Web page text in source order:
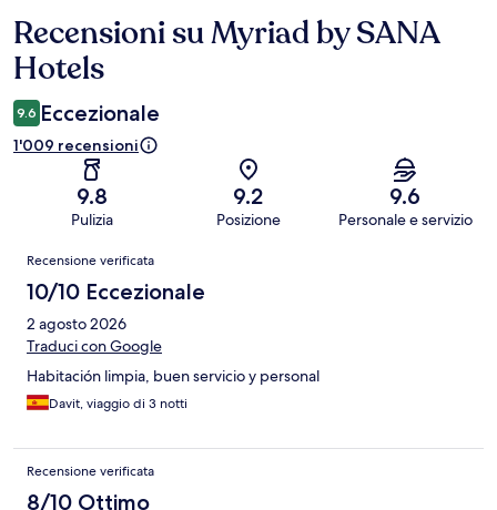
Recensioni
Recensioni su Myriad by SANA
Hotels
9.6 Eccezionale
1'009 recensioni
9.8
Pulizia
9.2
Posizione
9.6
Personale e servizio
Recensioni
Recensione verificata
10/10 Eccezionale
2 agosto 2026
Traduci con Google
Habitación limpia, buen servicio y personal
Davit, viaggio di 3 notti
Recensione verificata
8/10 Ottimo